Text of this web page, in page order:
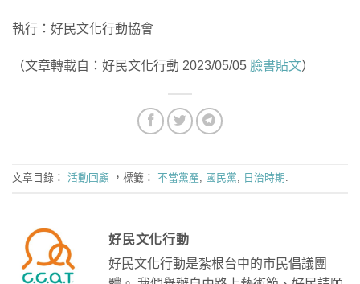
執行：好民文化行動協會
（文章轉載自：好民文化行動 2023/05/05 臉書貼文）
文章目錄： 活動回顧 ，標籤： 不當黨產, 國民黨, 日治時期 .
好民文化行動
好民文化行動是紮根台中的市民倡議團